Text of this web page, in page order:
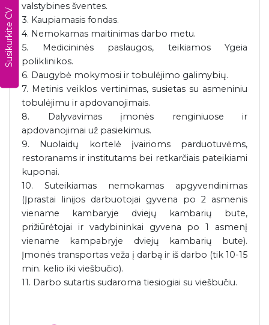
Susikurkite CV
valstybines šventes.
3. Kaupiamasis fondas.
4. Nemokamas maitinimas darbo metu.
5. Medicininės paslaugos, teikiamos Ygeia
poliklinikos.
6. Daugybė mokymosi ir tobulėjimo galimybių.
7. Metinis veiklos vertinimas, susietas su asmeniniu
tobulėjimu ir apdovanojimais.
8. Dalyvavimas įmonės renginiuose ir
apdovanojimai už pasiekimus.
9. Nuolaidų kortelė įvairioms parduotuvėms,
restoranams ir institutams bei retkarčiais pateikiami
kuponai.
10. Suteikiamas nemokamas apgyvendinimas
(Įprastai linijos darbuotojai gyvena po 2 asmenis
viename kambaryje dviejų kambarių bute,
prižiūrėtojai ir vadybininkai gyvena po 1 asmenį
viename kampabryje dviejų kambarių bute).
Įmonės transportas veža į darbą ir iš darbo (tik 10-15
min. kelio iki viešbučio).
11. Darbo sutartis sudaroma tiesiogiai su viešbučiu.